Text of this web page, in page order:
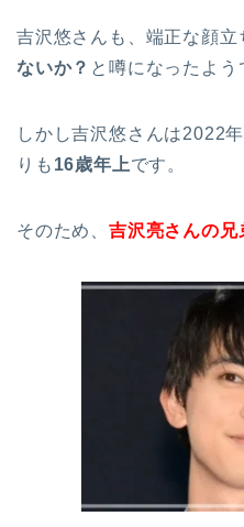
吉沢悠さんも、端正な顔立
ないか？ と噂になったよう
しかし吉沢悠さんは2022
りも 16歳年上です。
そのため、 吉沢亮さんの兄